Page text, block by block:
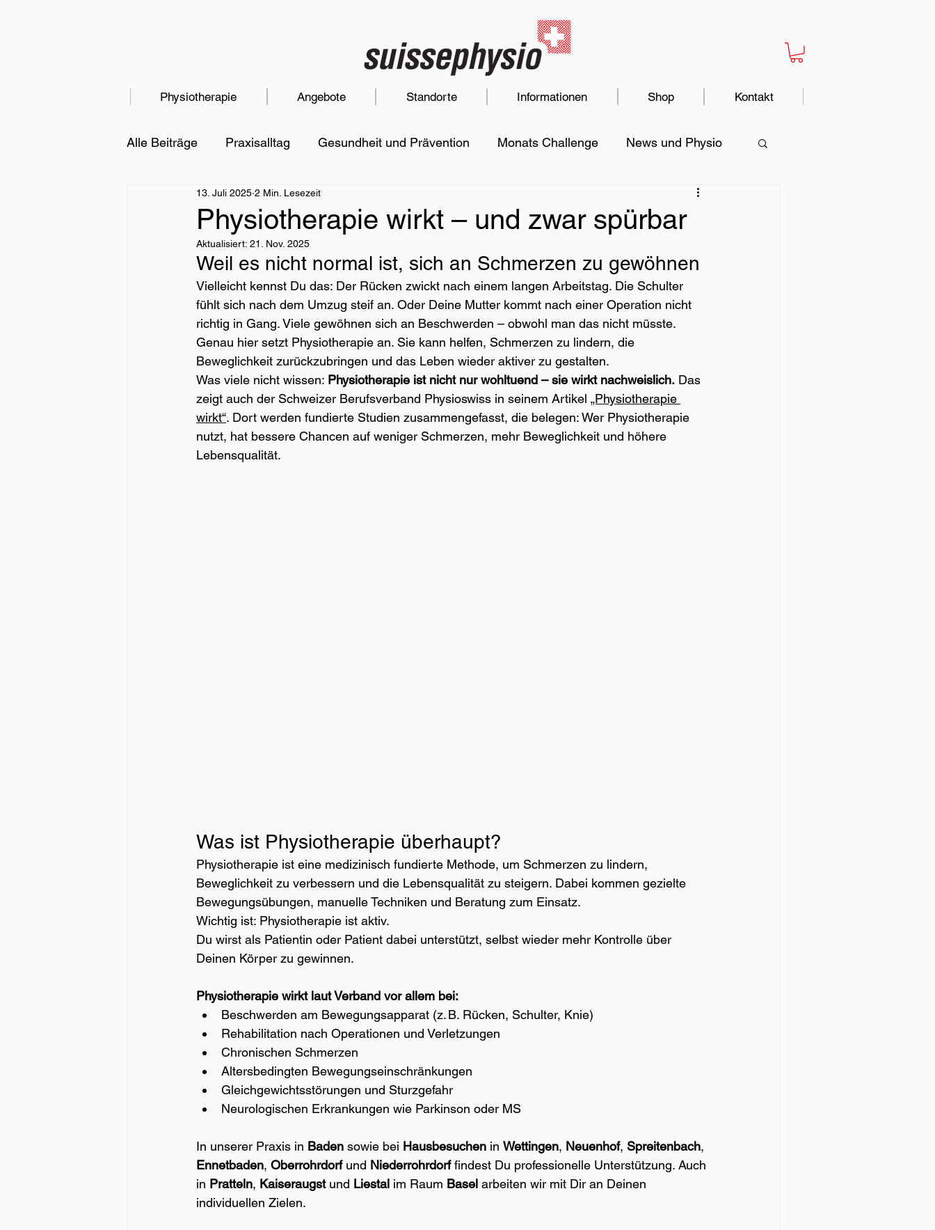
Physiotherapie Angebote Standorte Informationen Shop Kontakt
Alle Beiträge Praxisalltag Gesundheit und Prävention Monats Challenge News und Physio
Tipps & Tricks Anatomie
Hausbesuche
Physiotherapie wirkt – und zwar spürbar
13. Juli 2025 2 Min. Lesezeit
Aktualisiert: 21. Nov. 2025
Weil es nicht normal ist, sich an Schmerzen zu gewöhnen
Vielleicht kennst Du das: Der Rücken zwickt nach einem langen Arbeitstag. Die Schulter
fühlt sich nach dem Umzug steif an. Oder Deine Mutter kommt nach einer Operation nicht
richtig in Gang. Viele gewöhnen sich an Beschwerden – obwohl man das nicht müsste.
Genau hier setzt Physiotherapie an. Sie kann helfen, Schmerzen zu lindern, die
Beweglichkeit zurückzubringen und das Leben wieder aktiver zu gestalten.
Was viele nicht wissen: Physiotherapie ist nicht nur wohltuend – sie wirkt nachweislich. Das
zeigt auch der Schweizer Berufsverband Physioswiss in seinem Artikel „Physiotherapie
wirkt“. Dort werden fundierte Studien zusammengefasst, die belegen: Wer Physiotherapie
nutzt, hat bessere Chancen auf weniger Schmerzen, mehr Beweglichkeit und höhere
Lebensqualität.
Was ist Physiotherapie überhaupt?
Physiotherapie ist eine medizinisch fundierte Methode, um Schmerzen zu lindern,
Beweglichkeit zu verbessern und die Lebensqualität zu steigern. Dabei kommen gezielte
Bewegungsübungen, manuelle Techniken und Beratung zum Einsatz.
Wichtig ist: Physiotherapie ist aktiv.
Du wirst als Patientin oder Patient dabei unterstützt, selbst wieder mehr Kontrolle über
Deinen Körper zu gewinnen.
Physiotherapie wirkt laut Verband vor allem bei:
Beschwerden am Bewegungsapparat (z. B. Rücken, Schulter, Knie)
Rehabilitation nach Operationen und Verletzungen
Chronischen Schmerzen
Altersbedingten Bewegungseinschränkungen
Gleichgewichtsstörungen und Sturzgefahr
Neurologischen Erkrankungen wie Parkinson oder MS
In unserer Praxis in Baden sowie bei Hausbesuchen in Wettingen, Neuenhof, Spreitenbach,
Ennetbaden, Oberrohrdorf und Niederrohrdorf findest Du professionelle Unterstützung. Auch
in Pratteln, Kaiseraugst und Liestal im Raum Basel arbeiten wir mit Dir an Deinen
individuellen Zielen.